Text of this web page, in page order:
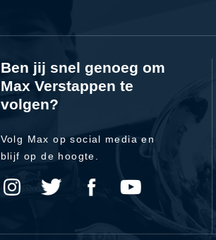
Ben jij snel genoeg om
Max Verstappen te
volgen?
Volg Max op social media en
blijf op de hoogte.